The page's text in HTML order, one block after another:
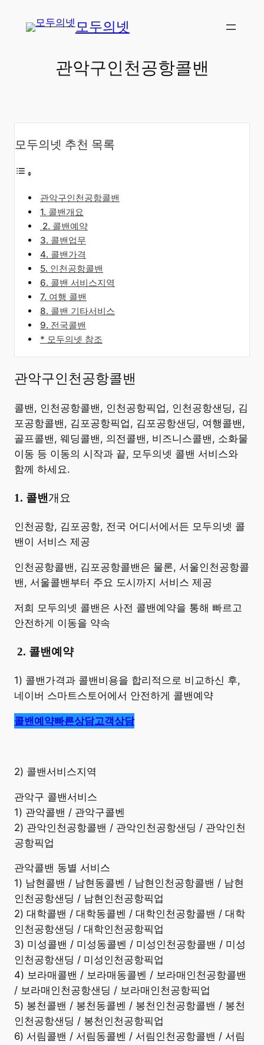
모두의넷
관악구인천공항콜밴
모두의넷 추천 목록
관악구인천공항콜밴
​1. 콜밴개요
​2. 콜밴예약
3. 콜밴업무
4. 콜밴가격
5. 인천공항콜밴
6. 콜밴 서비스지역
7. 여행 콜밴
8. 콜밴 기타서비스
9. 전국콜밴
* 모두의넷 참조
관악구인천공항콜밴
콜밴, 인천공항콜밴, 인천공항픽업, 인천공항샌딩, 김
포공항콜밴, 김포공항픽업, 김포공항샌딩, 여행콜밴,
골프콜밴, 웨딩콜밴, 의전콜밴, 비즈니스콜밴, 소화물
이동 등 이동의 시작과 끝, 모두의넷 콜밴 서비스와
함께 하세요.
​1. 콜밴 개요
​인천공항, 김포공항, 전국 어디서에서든 모두의넷 콜
밴이 서비스 제공
인천공항콜밴, 김포공항콜밴은 물론, 서울인천공항콜
밴, 서울콜밴부터 주요 도시까지 서비스 제공
저희 모두의넷 콜밴은 사전 콜밴예약을 통해 빠르고
안전하게 이동을 약속
2. 콜밴예약
1) 콜밴가격과 콜밴비용을 합리적으로 비교하신 후,
네이버 스마트스토어에서 안전하게 콜밴예약
콜밴예약빠른상담고객상담
2) 콜밴서비스지역
관악구 콜밴서비스
1) 관악콜밴 / 관악구콜벤
2) 관악인천공항콜밴 / 관악인천공항샌딩 / 관악인천
공항픽업
관악콜밴 동별 서비스
1) 남현콜밴 / 남현동콜벤 / 남현인천공항콜밴 / 남현
인천공항샌딩 / 남현인천공항픽업
2) 대학콜밴 / 대학동콜벤 / 대학인천공항콜밴 / 대학
인천공항샌딩 / 대학인천공항픽업
3) 미성콜밴 / 미성동콜벤 / 미성인천공항콜밴 / 미성
인천공항샌딩 / 미성인천공항픽업
4) 보라매콜밴 / 보라매동콜벤 / 보라매인천공항콜밴
/ 보라매인천공항샌딩 / 보라매인천공항픽업
5) 봉천콜밴 / 봉천동콜벤 / 봉천인천공항콜밴 / 봉천
인천공항샌딩 / 봉천인천공항픽업
6) 서림콜밴 / 서림동콜벤 / 서림인천공항콜밴 / 서림